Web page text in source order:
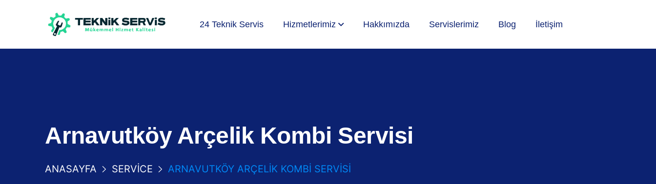
24 Teknik Servis Hizmetlerimiz Hakkımızda Servislerimiz Blog İletişim
Arnavutköy Arçelik Kombi Servisi
ANASAYFA SERVICE ARNAVUTKÖY ARÇELIK KOMBI SERVISI